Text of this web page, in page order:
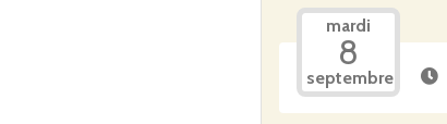
mardi
8
septembre